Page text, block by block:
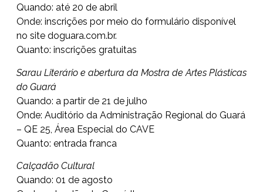
Quando: até 20 de abril
Onde: inscrições por meio do formulário disponível
no site doguara.com.br.
Quanto: inscrições gratuitas
Sarau Literário e abertura da Mostra de Artes Plásticas
do Guará
Quando: a partir de 21 de julho
Onde: Auditório da Administração Regional do Guará
– QE 25, Área Especial do CAVE
Quanto: entrada franca
Calçadão Cultural
Quando: 01 de agosto